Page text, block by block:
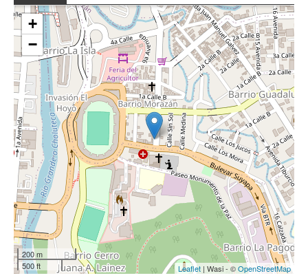
+
−
200 m
500 ft
Leaflet | Wasi - ©OpenStreetMap